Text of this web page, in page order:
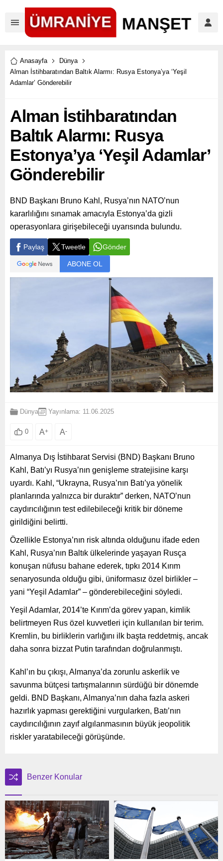
Anasayfa
Dünya
Alman İstihbaratından Baltık Alarmı: Rusya Estonya’ya ‘Yeşil
Adamlar’ Gönderebilir
Alman İstihbaratından
Baltık Alarmı: Rusya
Estonya’ya ‘Yeşil Adamlar’
Gönderebilir
BND Başkanı Bruno Kahl, Rusya’nın NATO’nun
kararlılığını sınamak amacıyla Estonya’da gizli
operasyonlara girişebileceği uyarısında bulundu.
Paylaş Tweetle Gönder
ABONE OL
Dünya Yayınlama: 11.06.2025
0 A+ A-
Almanya Dış İstihbarat Servisi (BND) Başkanı Bruno
Kahl, Batı’yı Rusya’nın genişleme stratejisine karşı
uyardı. Kahl, “Ukrayna, Rusya’nın Batı’ya yönelik
planlarında yalnızca bir duraktır” derken, NATO’nun
caydırıcılığının test edilebileceği kritik bir döneme
girildiğini belirtti.
Özellikle Estonya’nın risk altında olduğunu ifade eden
Kahl, Rusya’nın Baltık ülkelerinde yaşayan Rusça
konuşan nüfusu bahane ederek, tıpkı 2014 Kırım
senaryosunda olduğu gibi, üniformasız özel birlikler –
yani “Yeşil Adamlar” – gönderebileceğini söyledi.
Yeşil Adamlar, 2014’te Kırım’da görev yapan, kimlik
belirtmeyen Rus özel kuvvetleri için kullanılan bir terim.
Kremlin, bu birliklerin varlığını ilk başta reddetmiş, ancak
daha sonra bizzat Putin tarafından doğrulanmıştı.
Kahl’ın bu çıkışı, Almanya’da zorunlu askerlik ve
savunma bütçesi tartışmalarının sürdüğü bir dönemde
geldi. BND Başkanı, Almanya’nın daha fazla askeri
hazırlık yapması gerektiğini vurgularken, Batı’nın
caydırıcılığının zayıf algılanmasının büyük jeopolitik
riskler yaratabileceği görüşünde.
Benzer Konular